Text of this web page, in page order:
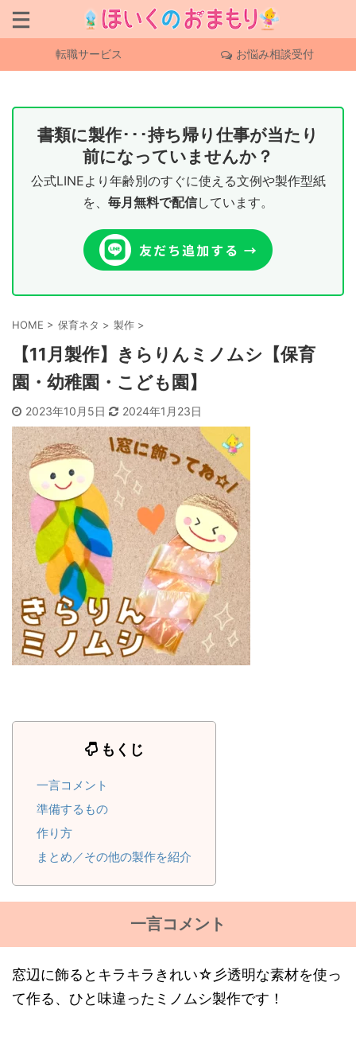
転職サービス お悩み相談受付
書類に製作･･･持ち帰り仕事が当たり
前になっていませんか？
公式LINEより年齢別のすぐに使える文例や製作型紙
を、 毎月無料で配信しています。
HOME > 保育ネタ > 製作 >
【11月製作】きらりんミノムシ【保育
園・幼稚園・こども園】
2023年10月5日 2024年1月23日
もくじ
一言コメント
準備するもの
作り方
まとめ／その他の製作を紹介
一言コメント
窓辺に飾るとキラキラきれい☆彡透明な素材を使っ
て作る、ひと味違ったミノムシ製作です！